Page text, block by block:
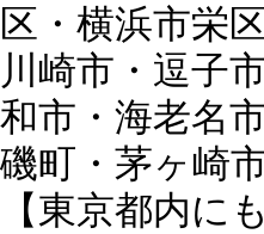
区・横浜市栄
川崎市・逗子
和市・海老名
磯町・茅ヶ崎
【東京都内に